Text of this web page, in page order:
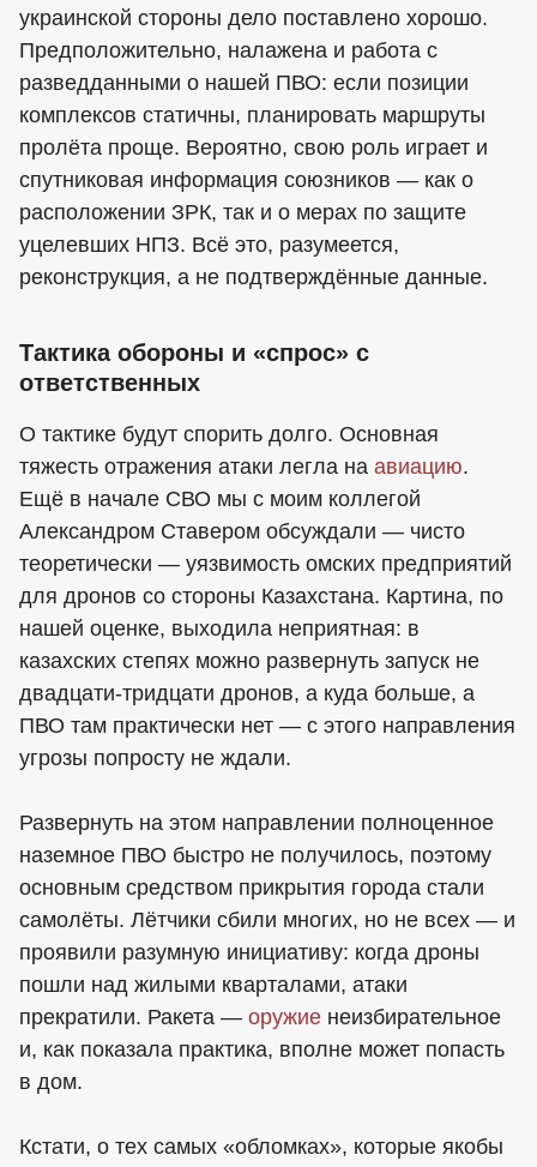
украинской стороны дело поставлено хорошо.
Предположительно, налажена и работа с
разведданными о нашей ПВО: если позиции
комплексов статичны, планировать маршруты
пролёта проще. Вероятно, свою роль играет и
спутниковая информация союзников — как о
расположении ЗРК, так и о мерах по защите
уцелевших НПЗ. Всё это, разумеется,
реконструкция, а не подтверждённые данные.
Тактика обороны и «спрос» с
ответственных
О тактике будут спорить долго. Основная
тяжесть отражения атаки легла на авиацию.
Ещё в начале СВО мы с моим коллегой
Александром Ставером обсуждали — чисто
теоретически — уязвимость омских предприятий
для дронов со стороны Казахстана. Картина, по
нашей оценке, выходила неприятная: в
казахских степях можно развернуть запуск не
двадцати-тридцати дронов, а куда больше, а
ПВО там практически нет — с этого направления
угрозы попросту не ждали.
Развернуть на этом направлении полноценное
наземное ПВО быстро не получилось, поэтому
основным средством прикрытия города стали
самолёты. Лётчики сбили многих, но не всех — и
проявили разумную инициативу: когда дроны
пошли над жилыми кварталами, атаки
прекратили. Ракета — оружие неизбирательное
и, как показала практика, вполне может попасть
в дом.
Кстати, о тех самых «обломках», которые якобы